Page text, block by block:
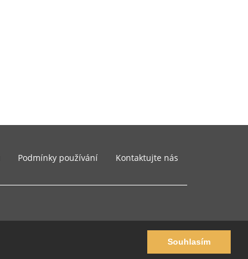
Souhlasím
Podmínky používání Kontaktujte nás